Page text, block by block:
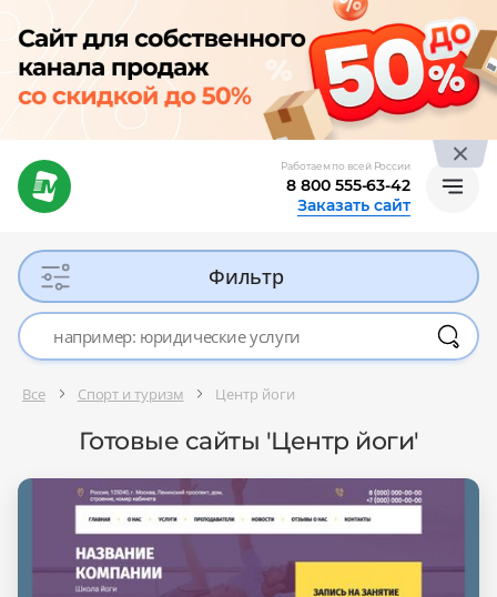
Работаем по всей России
8 800 555-63-42
Заказать сайт
Фильтр
Все Спорт и туризм Центр йоги
Готовые сайты 'Центр йоги'